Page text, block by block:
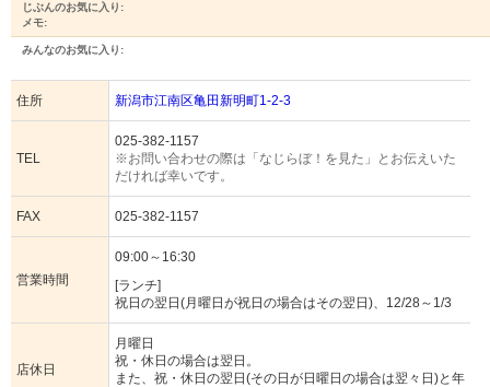
じぶんのお気に入り:
メモ:
みんなのお気に入り:
住所 新潟市江南区亀田新明町1-2-3
TEL
025-382-1157
※お問い合わせの際は「なじらぼ！を見た」とお伝えいた
だければ幸いです。
FAX 025-382-1157
営業時間
09:00～16:30
[ランチ]
祝日の翌日(月曜日が祝日の場合はその翌日)、12/28～1/3
店休日
月曜日
祝・休日の場合は翌日。
また、祝・休日の翌日(その日が日曜日の場合は翌々日)と年